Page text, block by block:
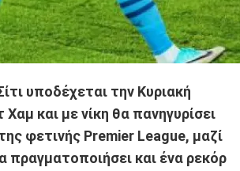
υποδέχεται την Κυριακή
και με νίκη θα πανηγυρίσει
φετινής Premier League, μαζί
πραγματοποιήσει και ένα ρεκόρ